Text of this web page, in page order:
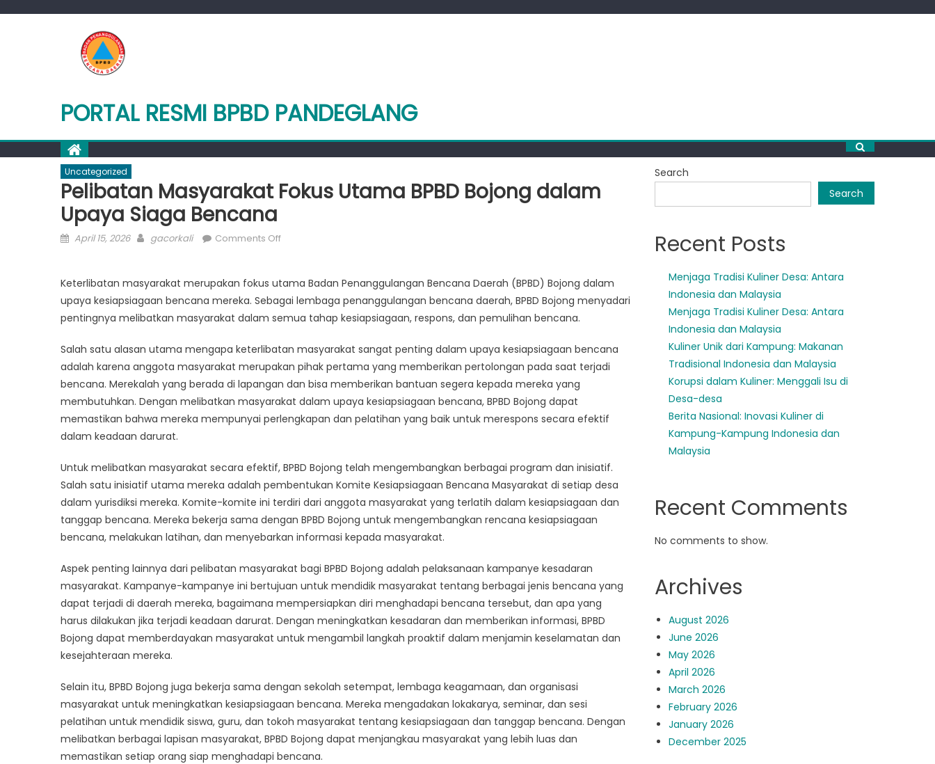
PORTAL RESMI BPBD PANDEGLANG
Uncategorized
Pelibatan Masyarakat Fokus Utama BPBD Bojong dalam
Upaya Siaga Bencana
Posted
April 15, 2026 Author
gacorkali Comments Offon
Fokus
Utama
BPBD
dalam
Upaya
Siaga
Bencana
Keterlibatan masyarakat merupakan fokus utama Badan Penanggulangan Bencana Daerah (BPBD) Bojong dalam
upaya kesiapsiagaan bencana mereka. Sebagai lembaga penanggulangan bencana daerah, BPBD Bojong menyadari
pentingnya melibatkan masyarakat dalam semua tahap kesiapsiagaan, respons, dan pemulihan bencana.
Salah satu alasan utama mengapa keterlibatan masyarakat sangat penting dalam upaya kesiapsiagaan bencana
adalah karena anggota masyarakat merupakan pihak pertama yang memberikan pertolongan pada saat terjadi
bencana. Merekalah yang berada di lapangan dan bisa memberikan bantuan segera kepada mereka yang
membutuhkan. Dengan melibatkan masyarakat dalam upaya kesiapsiagaan bencana, BPBD Bojong dapat
memastikan bahwa mereka mempunyai perlengkapan dan pelatihan yang baik untuk merespons secara efektif
dalam keadaan darurat.
Untuk melibatkan masyarakat secara efektif, BPBD Bojong telah mengembangkan berbagai program dan inisiatif.
Salah satu inisiatif utama mereka adalah pembentukan Komite Kesiapsiagaan Bencana Masyarakat di setiap desa
dalam yurisdiksi mereka. Komite-komite ini terdiri dari anggota masyarakat yang terlatih dalam kesiapsiagaan dan
tanggap bencana. Mereka bekerja sama dengan BPBD Bojong untuk mengembangkan rencana kesiapsiagaan
bencana, melakukan latihan, dan menyebarkan informasi kepada masyarakat.
Aspek penting lainnya dari pelibatan masyarakat bagi BPBD Bojong adalah pelaksanaan kampanye kesadaran
masyarakat. Kampanye-kampanye ini bertujuan untuk mendidik masyarakat tentang berbagai jenis bencana yang
dapat terjadi di daerah mereka, bagaimana mempersiapkan diri menghadapi bencana tersebut, dan apa yang
harus dilakukan jika terjadi keadaan darurat. Dengan meningkatkan kesadaran dan memberikan informasi, BPBD
Bojong dapat memberdayakan masyarakat untuk mengambil langkah proaktif dalam menjamin keselamatan dan
kesejahteraan mereka.
Selain itu, BPBD Bojong juga bekerja sama dengan sekolah setempat, lembaga keagamaan, dan organisasi
masyarakat untuk meningkatkan kesiapsiagaan bencana. Mereka mengadakan lokakarya, seminar, dan sesi
pelatihan untuk mendidik siswa, guru, dan tokoh masyarakat tentang kesiapsiagaan dan tanggap bencana. Dengan
melibatkan berbagai lapisan masyarakat, BPBD Bojong dapat menjangkau masyarakat yang lebih luas dan
memastikan setiap orang siap menghadapi bencana.
Search
Search
Recent Posts
Menjaga Tradisi Kuliner Desa: Antara
Indonesia dan Malaysia
Menjaga Tradisi Kuliner Desa: Antara
Indonesia dan Malaysia
Kuliner Unik dari Kampung: Makanan
Tradisional Indonesia dan Malaysia
Korupsi dalam Kuliner: Menggali Isu di
Desa-desa
Berita Nasional: Inovasi Kuliner di
Kampung-Kampung Indonesia dan
Malaysia
Recent Comments
No comments to show.
Archives
August 2026
June 2026
May 2026
April 2026
March 2026
February 2026
January 2026
December 2025